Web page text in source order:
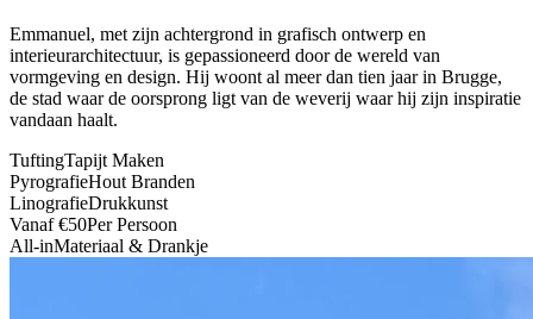
Emmanuel, met zijn achtergrond in grafisch ontwerp en
interieurarchitectuur, is gepassioneerd door de wereld van
vormgeving en design. Hij woont al meer dan tien jaar in Brugge,
de stad waar de oorsprong ligt van de weverij waar hij zijn inspiratie
vandaan haalt.
TuftingTapijt Maken
PyrografieHout Branden
LinografieDrukkunst
Vanaf €50Per Persoon
All-inMateriaal & Drankje